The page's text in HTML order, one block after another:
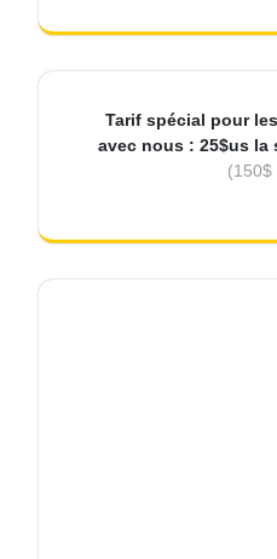
Tarif spécial pour
avec nous : 25$us la
(150$